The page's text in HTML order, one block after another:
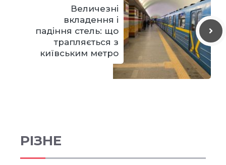
Величезні
вкладення і
падіння стель: що
трапляється з
київським метро
РІЗНЕ